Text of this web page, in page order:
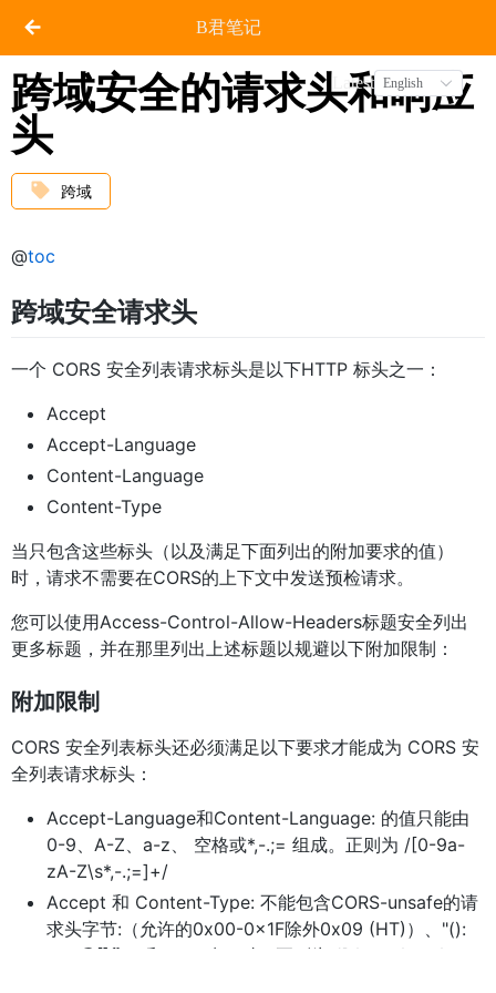
B君笔记
Latest English
跨域安全的请求头和响应
头
跨域
@toc
跨域安全请求头
一个 CORS 安全列表请求标头是以下HTTP 标头之一：
Accept
Accept-Language
Content-Language
Content-Type
当只包含这些标头（以及满足下面列出的附加要求的值）
时，请求不需要在CORS的上下文中发送预检请求。
您可以使用Access-Control-Allow-Headers标题安全列出
更多标题，并在那里列出上述标题以规避以下附加限制：
附加限制
CORS 安全列表标头还必须满足以下要求才能成为 CORS 安
全列表请求标头：
Accept-Language和Content-Language: 的值只能由
0-9、A-Z、a-z、 空格或*,-.;= 组成。正则为 /[0-9a-
zA-Z\s*,-.;=]+/
Accept 和 Content-Type: 不能包含CORS-unsafe的请
求头字节:（允许的0x00-0x1F除外0x09 (HT)）、"():
<>?@[]{}、 和0x7F (DEL)。正则为 /[^\x00-\x08\x10-